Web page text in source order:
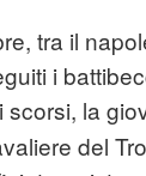
tra il
i
scorsi, la
del